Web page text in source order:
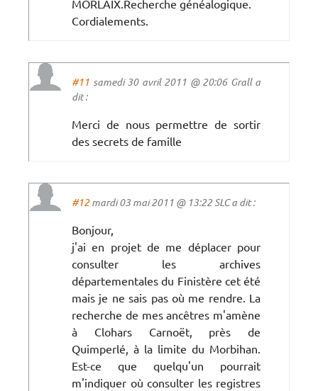
MORLAIX.Recherche généalogique.
Cordialements.
#11 samedi 30 avril 2011 @ 20:06 Grall a
dit :
Merci de nous permettre de sortir
des secrets de famille
#12mardi 03 mai 2011 @ 13:22 SLC a dit :
Bonjour,
j'ai en projet de me déplacer pour
consulter les archives
départementales du Finistère cet été
mais je ne sais pas où me rendre. La
recherche de mes ancêtres m'amène
à Clohars Carnoët, près de
Quimperlé, à la limite du Morbihan.
Est-ce que quelqu'un pourrait
m'indiquer où consulter les registres